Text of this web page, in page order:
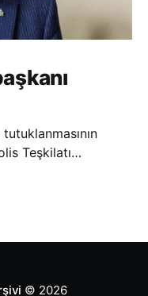
Teşkilatı
© 2026